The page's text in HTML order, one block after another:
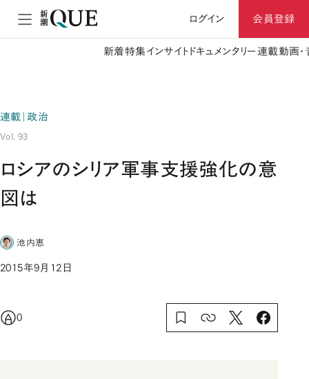
ログイン 会員登録
新着特集 インサイト ドキュメンタリー 連載動画
連載｜政治
Vol. 93
ロシアのシリア軍事支援強化の意
図は
池内恵
2015年9月12日
0